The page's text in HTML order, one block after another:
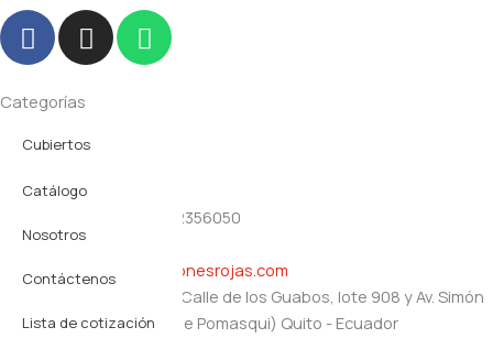
F
a
c
e
b
o
o
I
n
s
t
a
g
r
m
W
h
a
Categorías
Cubiertos
Productos plásticos
Servicio Mesa
Utensilios
Vajilla
Navegación
Catálogo
Nosotros
Contáctenos
Lista de cotización
Contacto
(02) 2356357 - (02) 2356050
0991357168
gerencia@distribucionesrojas.com
Oficinas y bodegas: Calle de los Guabos, lote 908 y Av. Simón
Bolívar (Santa Rosa de Pomasqui) Quito - Ecuador